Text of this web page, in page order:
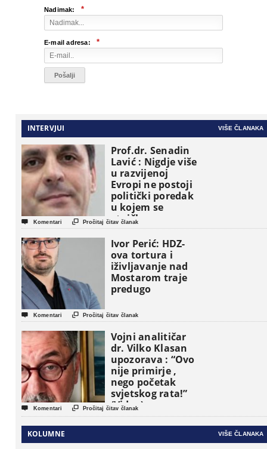
Nadimak: *
E-mail adresa: *
INTERVJUI VIŠE ČLANAKA
Prof.dr. Senadin
Lavić : Nigdje više
u razvijenoj
Evropi ne postoji
politički poredak
u kojem se
etničke grupe
pojavljuju kao
osnovne
političke jedinice
 Komentari  Pročitaj čitav članak
Ivor Perić: HDZ-
ova tortura i
iživljavanje nad
Mostarom traje
predugo
 Komentari  Pročitaj čitav članak
Vojni analitičar
dr. Vilko Klasan
upozorava : “Ovo
nije primirje ,
nego početak
svjetskog rata!”
(Video)
 Komentari  Pročitaj čitav članak
KOLUMNE VIŠE ČLANAKA